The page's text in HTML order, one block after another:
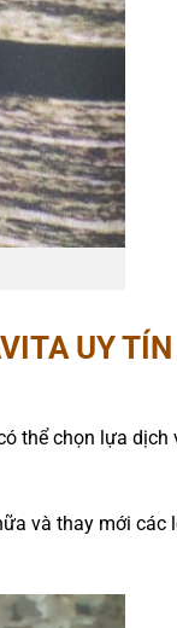
UY
thể chọn lựa dịch
và thay mới các